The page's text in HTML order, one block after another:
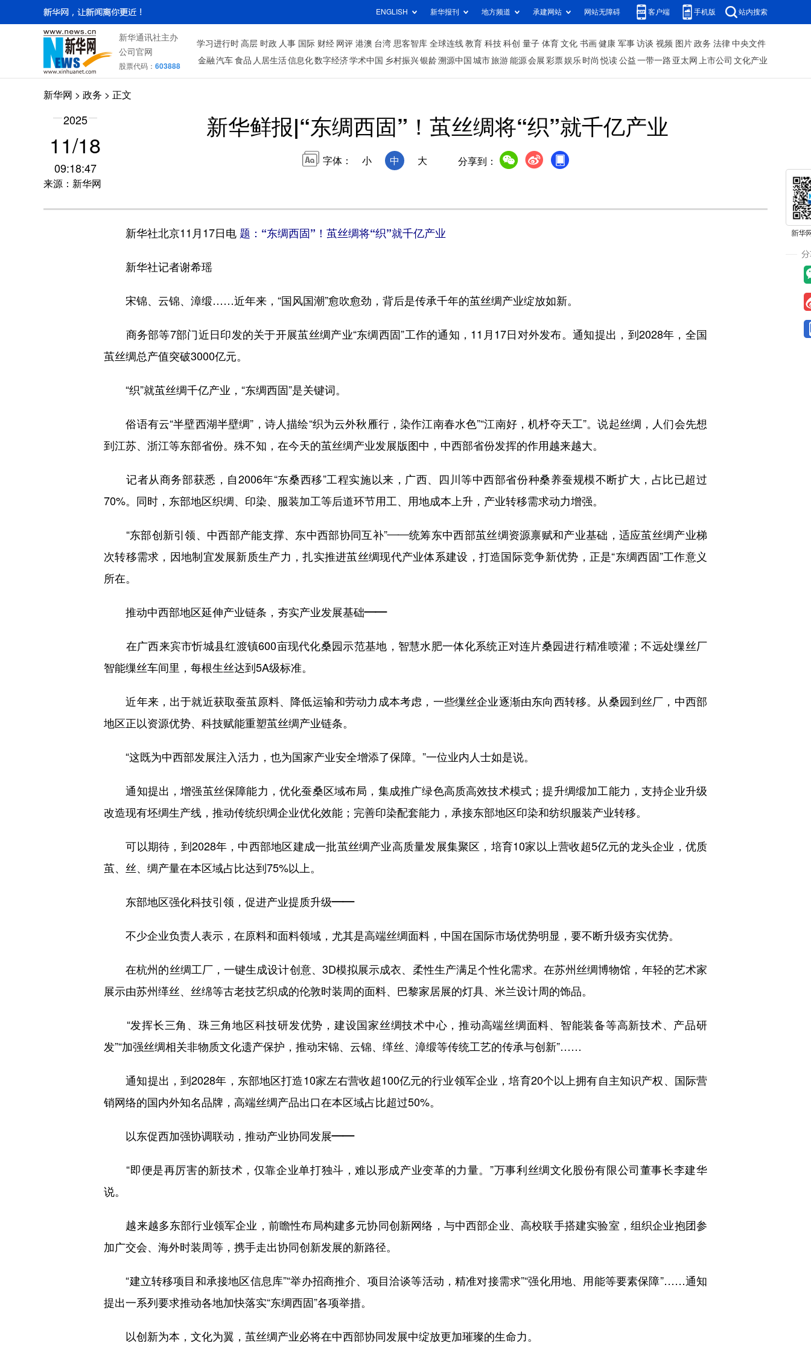
ENGLISH 新华报刊 地方频道 承建网站 网站无障碍 客户端 手机版 站内搜索
新华通讯社主办
公司官网
股票代码： 603888
学习进行时 高层 时政 人事 国际 财经 网评 港澳 台湾 思客智库 全球连线 教育 科技 科创 量子 体育 文化 书画 健康 军事 访谈 视频 图片 政务 法律 中央文件
金融 汽车 食品 人居生活信息化数字经济学术中国 乡村振兴银龄溯源中国 城市旅游 能源 会展 彩票娱乐 时尚 悦读 公益 一带一路 亚太网 上市公司 文化产业
新华网 > 政务 > 正文
2025
11/18
09:18:47
来源：新华网
新华鲜报|“东绸西固”！茧丝绸将“织”就千亿产业
字体： 小 中 大 分享到：
新华社北京11月17日电 题：“东绸西固”！茧丝绸将“织”就千亿产业
新华社记者谢希瑶
宋锦、云锦、漳缎……近年来，“国风国潮”愈吹愈劲，背后是传承千年的茧丝绸产业绽放如新。
商务部等7部门近日印发的关于开展茧丝绸产业“东绸西固”工作的通知，11月17日对外发布。通知提出，到2028年，全国
茧丝绸总产值突破3000亿元。
“织”就茧丝绸千亿产业，“东绸西固”是关键词。
俗语有云“半壁西湖半壁绸”，诗人描绘“织为云外秋雁行，染作江南春水色”“江南好，机杼夺天工”。说起丝绸，人们会先想
到江苏、浙江等东部省份。殊不知，在今天的茧丝绸产业发展版图中，中西部省份发挥的作用越来越大。
记者从商务部获悉，自2006年“东桑西移”工程实施以来，广西、四川等中西部省份种桑养蚕规模不断扩大，占比已超过
70%。同时，东部地区织绸、印染、服装加工等后道环节用工、用地成本上升，产业转移需求动力增强。
“东部创新引领、中西部产能支撑、东中西部协同互补”——统筹东中西部茧丝绸资源禀赋和产业基础，适应茧丝绸产业梯
次转移需求，因地制宜发展新质生产力，扎实推进茧丝绸现代产业体系建设，打造国际竞争新优势，正是“东绸西固”工作意义
所在。
推动中西部地区延伸产业链条，夯实产业发展基础——
在广西来宾市忻城县红渡镇600亩现代化桑园示范基地，智慧水肥一体化系统正对连片桑园进行精准喷灌；不远处缫丝厂
智能缫丝车间里，每根生丝达到5A级标准。
近年来，出于就近获取蚕茧原料、降低运输和劳动力成本考虑，一些缫丝企业逐渐由东向西转移。从桑园到丝厂，中西部
地区正以资源优势、科技赋能重塑茧丝绸产业链条。
“这既为中西部发展注入活力，也为国家产业安全增添了保障。”一位业内人士如是说。
通知提出，增强茧丝保障能力，优化蚕桑区域布局，集成推广绿色高质高效技术模式；提升绸缎加工能力，支持企业升级
改造现有坯绸生产线，推动传统织绸企业优化效能；完善印染配套能力，承接东部地区印染和纺织服装产业转移。
可以期待，到2028年，中西部地区建成一批茧丝绸产业高质量发展集聚区，培育10家以上营收超5亿元的龙头企业，优质
茧、丝、绸产量在本区域占比达到75%以上。
东部地区强化科技引领，促进产业提质升级——
不少企业负责人表示，在原料和面料领域，尤其是高端丝绸面料，中国在国际市场优势明显，要不断升级夯实优势。
在杭州的丝绸工厂，一键生成设计创意、3D模拟展示成衣、柔性生产满足个性化需求。在苏州丝绸博物馆，年轻的艺术家
展示由苏州缂丝、丝绵等古老技艺织成的伦敦时装周的面料、巴黎家居展的灯具、米兰设计周的饰品。
“发挥长三角、珠三角地区科技研发优势，建设国家丝绸技术中心，推动高端丝绸面料、智能装备等高新技术、产品研
发”“加强丝绸相关非物质文化遗产保护，推动宋锦、云锦、缂丝、漳缎等传统工艺的传承与创新”……
通知提出，到2028年，东部地区打造10家左右营收超100亿元的行业领军企业，培育20个以上拥有自主知识产权、国际营
销网络的国内外知名品牌，高端丝绸产品出口在本区域占比超过50%。
以东促西加强协调联动，推动产业协同发展——
“即便是再厉害的新技术，仅靠企业单打独斗，难以形成产业变革的力量。”万事利丝绸文化股份有限公司董事长李建华
说。
越来越多东部行业领军企业，前瞻性布局构建多元协同创新网络，与中西部企业、高校联手搭建实验室，组织企业抱团参
加广交会、海外时装周等，携手走出协同创新发展的新路径。
“建立转移项目和承接地区信息库”“举办招商推介、项目洽谈等活动，精准对接需求”“强化用地、用能等要素保障”……通知
提出一系列要求推动各地加快落实“东绸西固”各项举措。
以创新为本，文化为翼，茧丝绸产业必将在中西部协同发展中绽放更加璀璨的生命力。